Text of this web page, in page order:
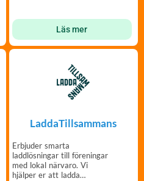
Läs mer
LaddaTillsammans
Erbjuder smarta
laddlösningar till föreningar
med lokal närvaro. Vi
hjälper er att ladda